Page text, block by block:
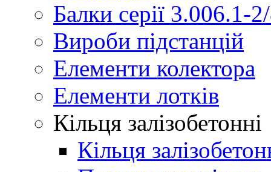
Балки серії 3.006.1-
Вироби підстанцій
Елементи колектора
Елементи лотків
Кільця залізобетонні
Кільця